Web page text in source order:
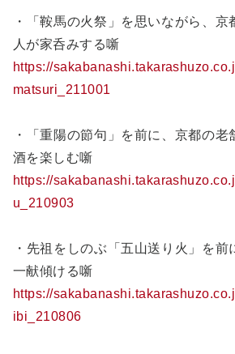
・「鞍馬の火祭」を思いながら、
人が家呑みする噺
https://
matsuri_211001
・「重陽の節句」を前に、京都の
酒を楽しむ噺
https://
u_210903
・先祖をしのぶ「五山送り火」を
一献傾ける噺
https://
ibi_210806